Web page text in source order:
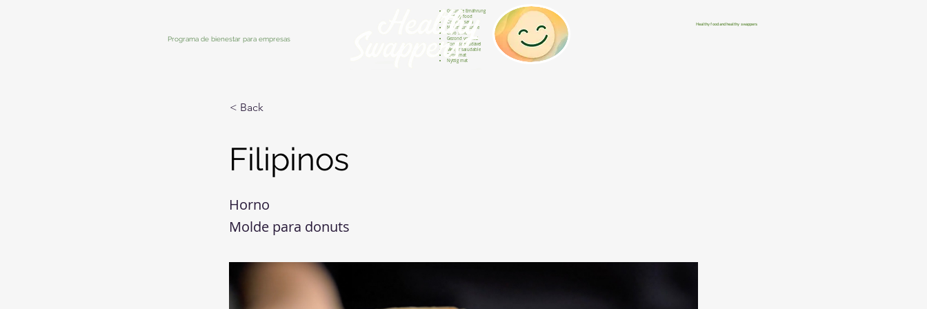
Programa de bienestar para empresas
Gesunde Ernährung
Healthy food
Comida sana
Nourriture saine
Cibo sano
Gezond voedsel
Comida saudável
Menjar saludable
Sunn mat
Nyttig mat
Healthy food and healthy swappers
< Back
Filipinos
Horno
Molde para donuts